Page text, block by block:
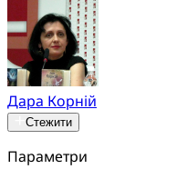
Дара Корній
Стежити
Параметри